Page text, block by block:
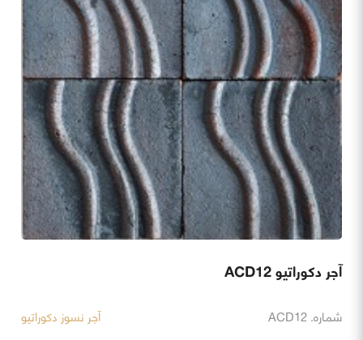
آجر دکوراتیو ACD12
شماره. ACD12 آجر نسوز دکوراتیو